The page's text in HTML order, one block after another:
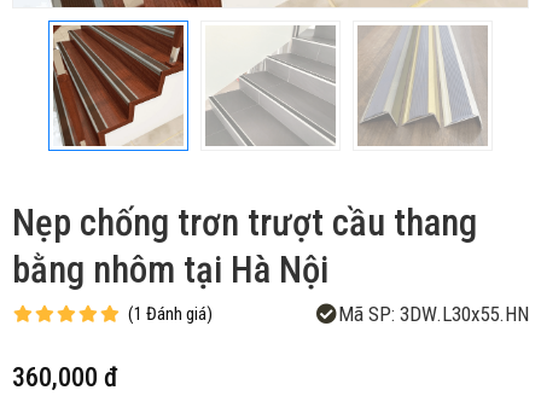
Nẹp chống trơn trượt cầu thang
bằng nhôm tại Hà Nội
(1 Đánh giá) Mã SP: 3DW.L30x55.HN
360,000 đ